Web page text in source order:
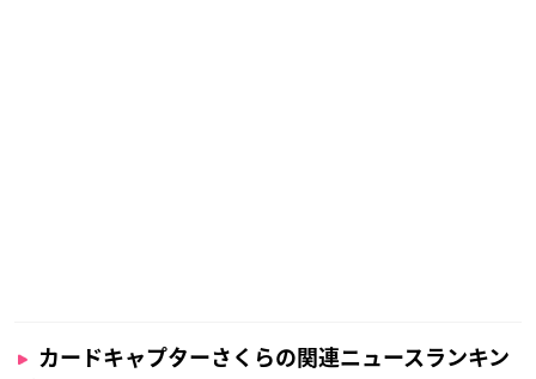
カードキャプターさくらの関連ニュースランキン